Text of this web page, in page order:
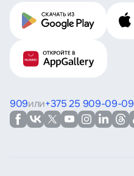
909или+375 25 909-09-09